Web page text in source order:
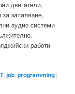
двигатели,
запалване,
аудио системи
работи –
,job,programming |